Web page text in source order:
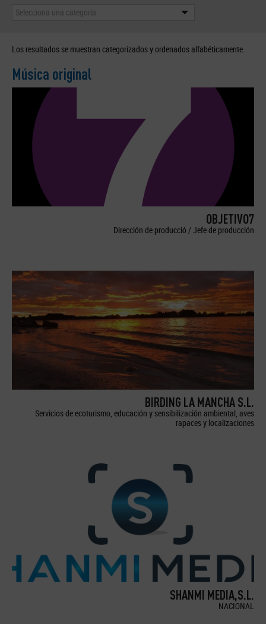
Selecciona una categoría
Los resultados se muestran categorizados y ordenados alfabéticamente.
Música original
OBJETIVO7
Dirección de producció / Jefe de producción
BIRDING LA MANCHA S.L.
Servicios de ecoturismo, educación y sensibilización ambiental, aves
rapaces y localizaciones
SHANMI MEDIA,S.L.
NACIONAL